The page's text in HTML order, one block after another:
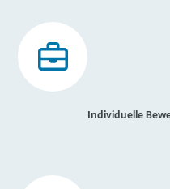
Individuelle